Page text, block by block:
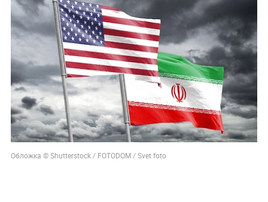
Обложка © Shutterstock / FOTODOM / Svet foto